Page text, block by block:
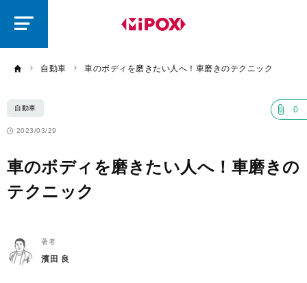
自動車 車のボディを磨きたい人へ！車磨きのテクニック
自動車 0
2023/03/29
車のボディを磨きたい人へ！車磨きの
テクニック
著者
濱田 良